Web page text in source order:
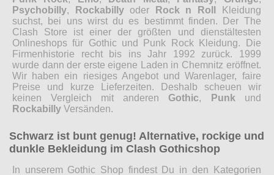
Psychobilly, Rockabillyoder Rock n Roll
Kleidung
suchst, bei uns wirst du es bestimmt finden. Der The
Clash Store ist einer der größten und dienstältesten
Onlineshops für Gothic und Punk Rock Kleidung. Die
Firmenhistorie recht bis ins Jahr 1992 zurück. 1999
wurde dann der erste eigene Laden in Chemnitz eröffnet.
Wir haben ein riesiges Angebot und Warenlager, faire
Preise und kurze Lieferzeiten. Deshalb scheuen wir
keinen Vergleich mit anderen Gothic, Punkund
Rockabilly Versänden.
Schwarz ist bunt genug! Alternative, rockige und
dunkle Bekleidung im Clash Gothicshop
In unserem Gothic Shop findest Du in den Kategorien